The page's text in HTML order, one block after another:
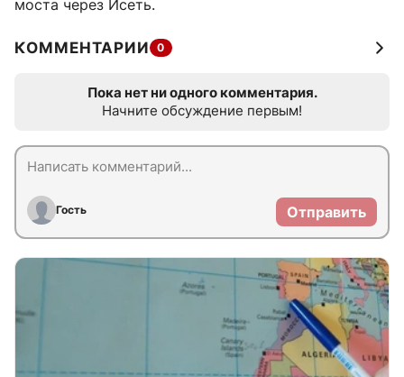
моста через Исеть.
КОММЕНТАРИИ 0
Пока нет ни одного комментария.
Начните обсуждение первым!
Гость Отправить